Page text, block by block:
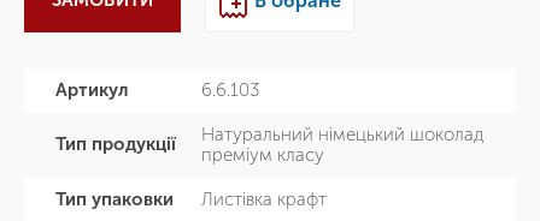
Артикул 6.6.103
Тип продукції
Натуральний німецький шоколад
преміум класу
Тип упаковки Листівка крафт